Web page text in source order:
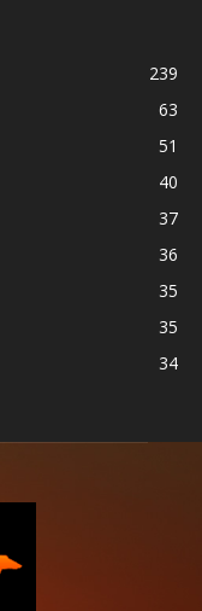
239
63
51
40
37
36
35
35
34